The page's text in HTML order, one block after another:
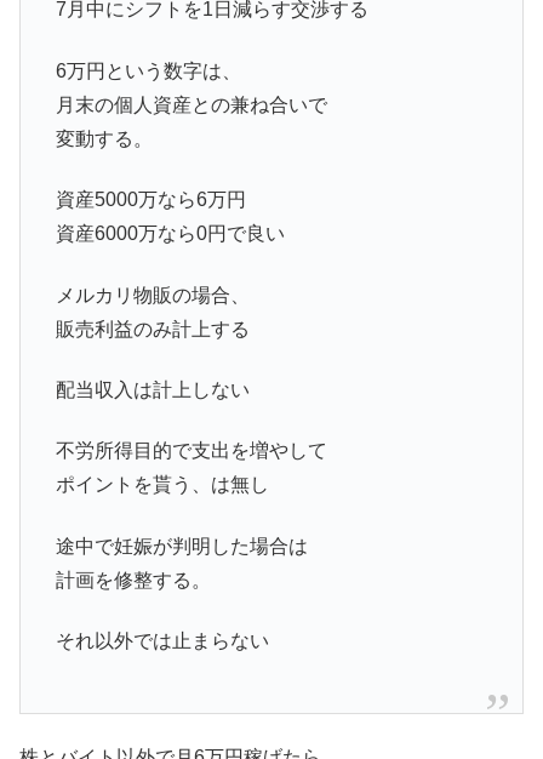
7月中にシフトを1日減らす交渉する
6万円という数字は、
月末の個人資産との兼ね合いで
変動する。
資産5000万なら6万円
資産6000万なら0円で良い
メルカリ物販の場合、
販売利益のみ計上する
配当収入は計上しない
不労所得目的で支出を増やして
ポイントを貰う、は無し
途中で妊娠が判明した場合は
計画を修整する。
それ以外では止まらない